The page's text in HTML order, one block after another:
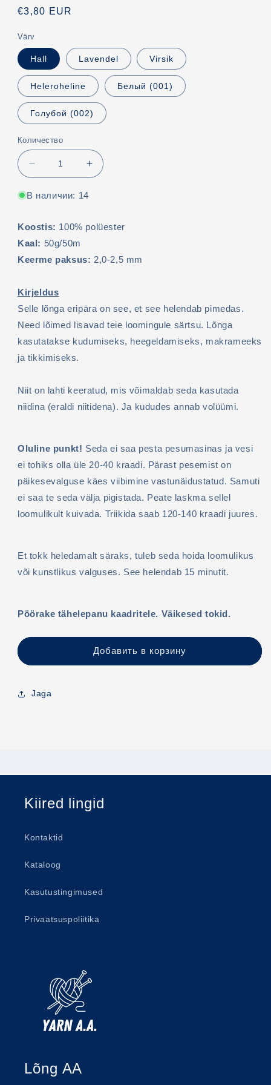
Обычная
€3,80 EUR
Värv
Hall Lavendel Virsik
Heleroheline Белый (001)
Голубой (002)
Количество
Уменьшить
количество
Hõõguv
Увеличить
количество
В наличии: 14
Koostis: 100% polüester
Kaal: 50g/50m
Keerme paksus: 2,0-2,5 mm
Kirjeldus
Selle lõnga eripära on see, et see helendab pimedas.
Need lõimed lisavad teie loomingule särtsu. Lõnga
kasutatakse kudumiseks, heegeldamiseks, makrameeks
ja tikkimiseks.
Niit on lahti keeratud, mis võimaldab seda kasutada
niidina (eraldi niitidena). Ja kududes annab volüümi.
Oluline punkt! Seda ei saa pesta pesumasinas ja vesi
ei tohiks olla üle 20-40 kraadi. Pärast pesemist on
päikesevalguse käes viibimine vastunäidustatud. Samuti
ei saa te seda välja pigistada. Peate laskma sellel
loomulikult kuivada. Triikida saab 120-140 kraadi juures.
Et tokk heledamalt säraks, tuleb seda hoida loomulikus
või kunstlikus valguses. See helendab 15 minutit.
Pöörake tähelepanu kaadritele. Väikesed tokid.
Добавить в корзину
Jaga
Kiired lingid
Kontaktid
Kataloog
Kasutustingimused
Privaatsuspoliitika
Lõng AA